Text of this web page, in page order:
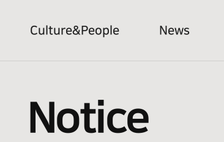
Culture&People News
Notice